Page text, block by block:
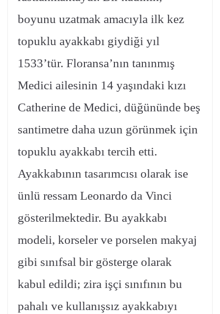
boyunu uzatmak amacıyla ilk kez
topuklu ayakkabı giydiği yıl
1533’tür. Floransa’nın tanınmış
Medici ailesinin 14 yaşındaki kızı
Catherine de Medici, düğününde beş
santimetre daha uzun görünmek için
topuklu ayakkabı tercih etti.
Ayakkabının tasarımcısı olarak ise
ünlü ressam Leonardo da Vinci
gösterilmektedir. Bu ayakkabı
modeli, korseler ve porselen makyaj
gibi sınıfsal bir gösterge olarak
kabul edildi; zira işçi sınıfının bu
pahalı ve kullanışsız ayakkabıyı